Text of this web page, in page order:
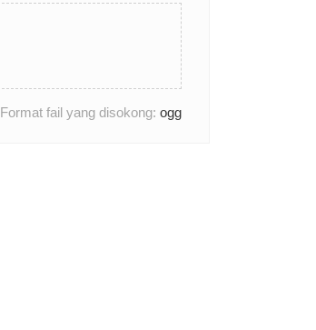
Format fail yang disokong: ogg